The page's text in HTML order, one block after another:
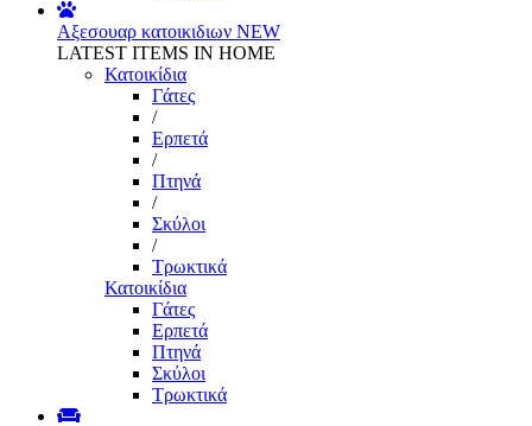
Αξεσουαρ κατοικιδιων NEW
LATEST ITEMS IN HOME
Κατοικίδια
Γάτες
/
Ερπετά
/
Πτηνά
/
Σκύλοι
/
Τρωκτικά
Κατοικίδια
Γάτες
Ερπετά
Πτηνά
Σκύλοι
Τρωκτικά